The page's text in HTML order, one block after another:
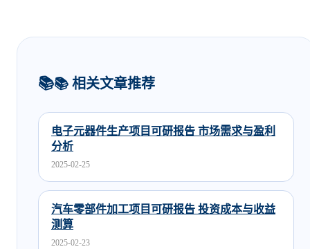
📚 相关文章推荐
电子元器件生产项目可研报告 市场需求与盈利
分析
2025-02-25
汽车零部件加工项目可研报告 投资成本与收益
测算
2025-02-23